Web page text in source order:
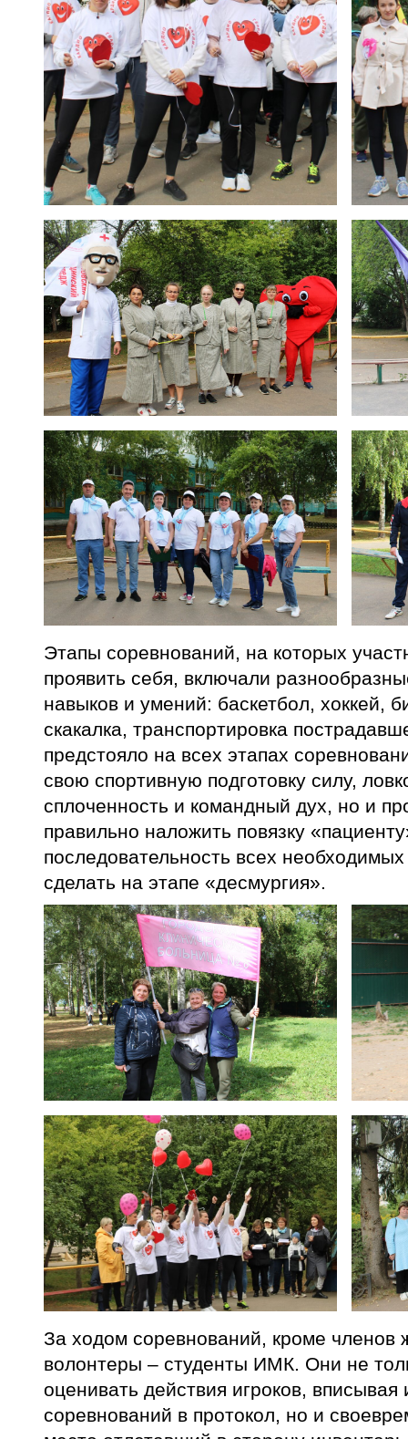
Этапы соревнований, на которых
проявить себя, включали
навыков и умений: баскетбол, хоккей,
скакалка, транспортировка
предстояло на всех этапах
свою спортивную подготовку силу,
сплоченность и командный дух, но и
правильно наложить повязку
последовательность всех
сделать на этапе «десмургия».
За ходом соревнований, кроме членов
волонтеры – студенты ИМК. Они не
оценивать действия игроков,
соревнований в протокол, но и